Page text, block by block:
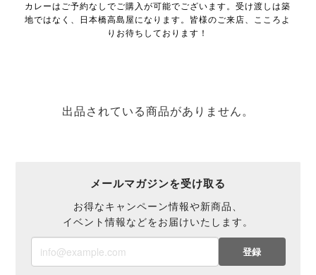
カレーはご予約なしでご購入が可能でございます。受け渡しは築
地ではなく、日本橋高島屋になります。皆様のご来店、こころよ
りお待ちしております！
出品されている商品がありません。
メールマガジンを受け取る
お得なキャンペーン情報や新商品、
イベント情報などをお届けいたします。
登録